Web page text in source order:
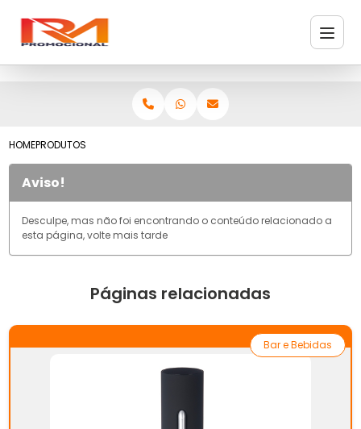
HOMEPRODUTOS
Aviso!
Desculpe, mas não foi encontrando o conteúdo relacionado a
esta página, volte mais tarde
Páginas relacionadas
Bar e Bebidas